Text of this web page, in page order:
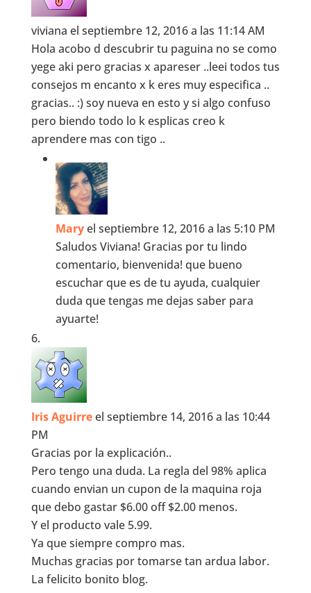
viviana el septiembre 12, 2016 a las 11:14 AM
Hola acobo d descubrir tu paguina no se como
yege aki pero gracias x apareser ..leei todos tus
consejos m encanto x k eres muy especifica ..
gracias.. :) soy nueva en esto y si algo confuso
pero biendo todo lo k esplicas creo k
aprendere mas con tigo ..
Mary el septiembre 12, 2016 a las 5:10 PM
Saludos Viviana! Gracias por tu lindo
comentario, bienvenida! que bueno
escuchar que es de tu ayuda, cualquier
duda que tengas me dejas saber para
ayuarte!
Iris Aguirre el septiembre 14, 2016 a las 10:44
PM
Gracias por la explicación..
Pero tengo una duda. La regla del 98% aplica
cuando envian un cupon de la maquina roja
que debo gastar $6.00 off $2.00 menos.
Y el producto vale 5.99.
Ya que siempre compro mas.
Muchas gracias por tomarse tan ardua labor.
La felicito bonito blog.